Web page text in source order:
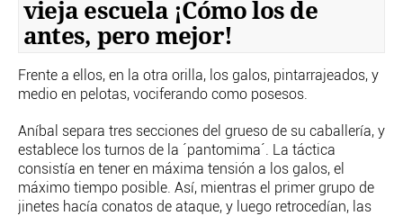
vieja escuela ¡Cómo los de
antes, pero mejor!
Frente a ellos, en la otra orilla, los galos, pintarrajeados, y
medio en pelotas, vociferando como posesos.
Aníbal separa tres secciones del grueso de su caballería, y
establece los turnos de la ´pantomima´. La táctica
consistía en tener en máxima tensión a los galos, el
máximo tiempo posible. Así, mientras el primer grupo de
jinetes hacía conatos de ataque, y luego retrocedían, las